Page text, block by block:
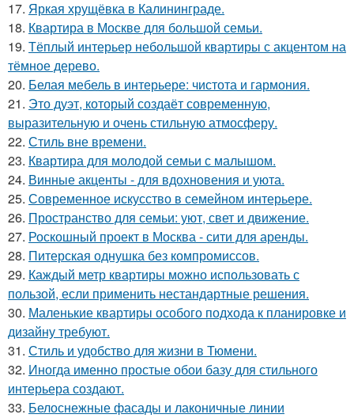
17. Яркая хрущёвка в Калининграде.
18. Квартира в Москве для большой семьи.
19. Тёплый интерьер небольшой квартиры с акцентом на
тёмное дерево.
20. Белая мебель в интерьере: чистота и гармония.
21. Это дуэт, который создаёт современную,
выразительную и очень стильную атмосферу.
22. Стиль вне времени.
23. Квартира для молодой семьи с малышом.
24. Винные акценты - для вдохновения и уюта.
25. Современное искусство в семейном интерьере.
26. Пространство для семьи: уют, свет и движение.
27. Роскошный проект в Москва - сити для аренды.
28. Питерская однушка без компромиссов.
29. Каждый метр квартиры можно использовать с
пользой, если применить нестандартные решения.
30. Маленькие квартиры особого подхода к планировке и
дизайну требуют.
31. Стиль и удобство для жизни в Тюмени.
32. Иногда именно простые обои базу для стильного
интерьера создают.
33. Белоснежные фасады и лаконичные линии